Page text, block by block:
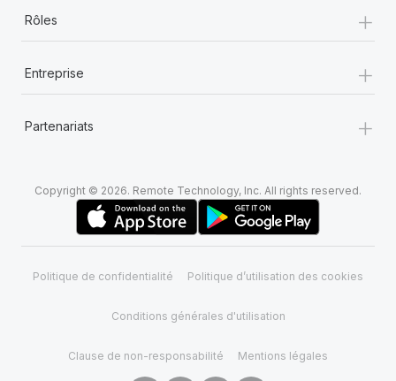
Rôles +
Entreprise +
Partenariats +
Copyright © 2026. Remote Technology, Inc. All rights reserved.
Politique de confidentialité Politique d’utilisation des cookies
Conditions générales d'utilisation
Clause de non-responsabilité Mentions légales